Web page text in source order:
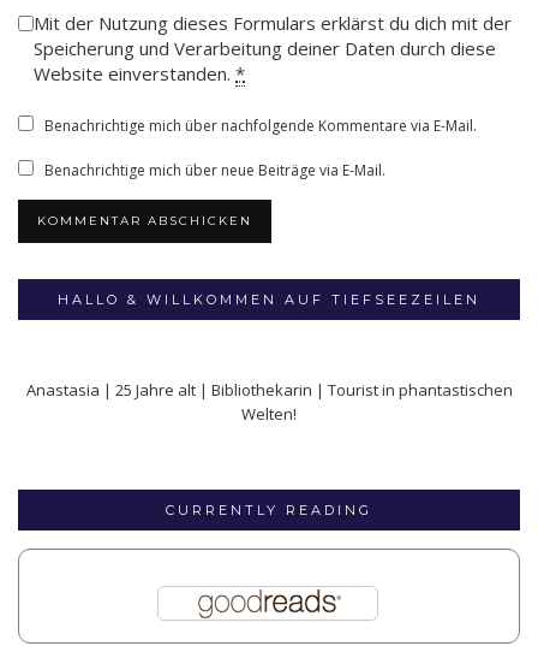
Mit der Nutzung dieses Formulars erklärst du dich mit der
Speicherung und Verarbeitung deiner Daten durch diese
Website einverstanden. *
Benachrichtige mich über nachfolgende Kommentare via E-Mail.
Benachrichtige mich über neue Beiträge via E-Mail.
HALLO & WILLKOMMEN AUF TIEFSEEZEILEN
Anastasia | 25 Jahre alt | Bibliothekarin | Tourist in phantastischen
Welten!
CURRENTLY READING